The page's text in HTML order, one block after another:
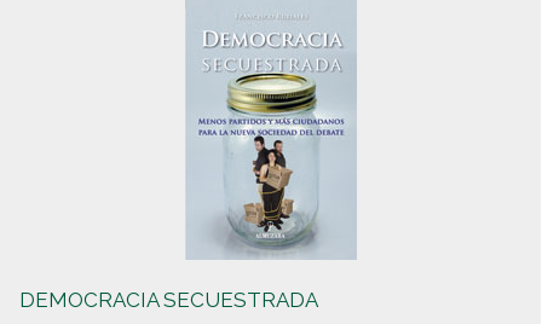
DEMOCRACIA SECUESTRADA